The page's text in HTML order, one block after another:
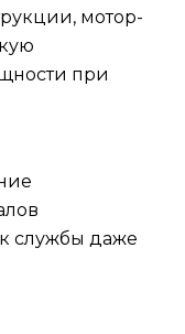
мотор-
при
службы даже